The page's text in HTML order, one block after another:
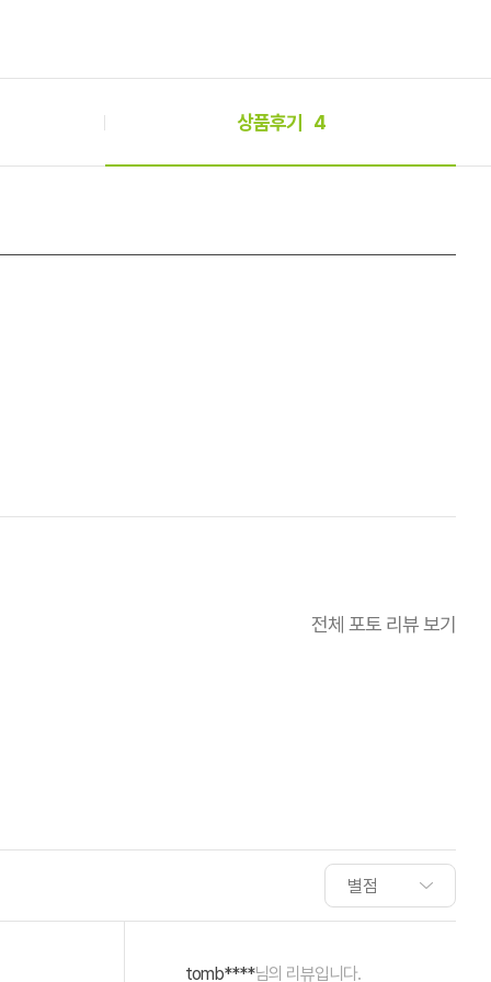
상품후기 4
전체 포토 리뷰 보기
tomb****님의 리뷰입니다.